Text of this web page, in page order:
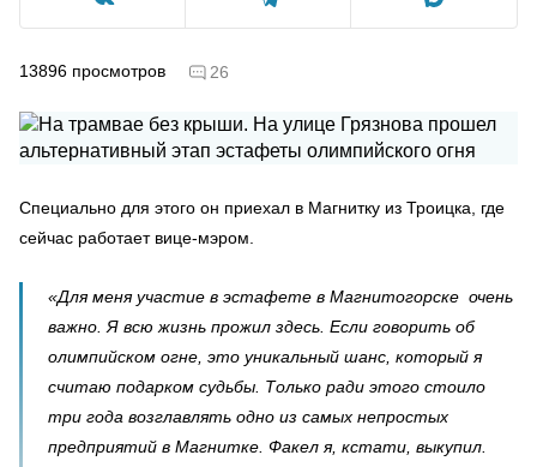
13896 просмотров 26
Специально для этого он приехал в Магнитку из Троицка, где
сейчас работает вице-мэром.
«Для меня участие в эстафете в Магнитогорске очень
важно. Я всю жизнь прожил здесь. Если говорить об
олимпийском огне, это уникальный шанс, который я
считаю подарком судьбы. Только ради этого стоило
три года возглавлять одно из самых непростых
предприятий в Магнитке. Факел я, кстати, выкупил.